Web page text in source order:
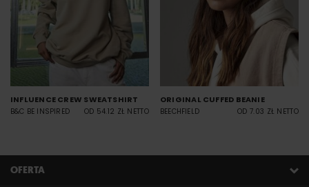
INFLUENCE CREW SWEATSHIRT
B&C BE INSPIRED OD 54.12 ZŁ NETTO
ORIGINAL CUFFED BEANIE
BEECHFIELD OD 7.03 ZŁ NETTO
OFERTA